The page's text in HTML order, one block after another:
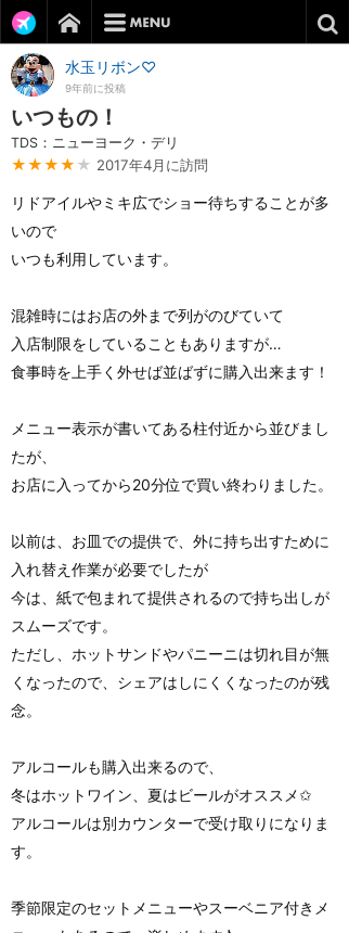
水玉リボン♡
9年前に投稿
いつもの！
TDS：ニューヨーク・デリ
★★★★ ★ 2017年4月に訪問
リドアイルやミキ広でショー待ちすることが多
いので
いつも利用しています。
混雑時にはお店の外まで列がのびていて
入店制限をしていることもありますが…
食事時を上手く外せば並ばずに購入出来ます！
メニュー表示が書いてある柱付近から並びまし
たが、
お店に入ってから20分位で買い終わりました。
以前は、お皿での提供で、外に持ち出すために
入れ替え作業が必要でしたが
今は、紙で包まれて提供されるので持ち出しが
スムーズです。
ただし、ホットサンドやパニーニは切れ目が無
くなったので、シェアはしにくくなったのが残
念。
アルコールも購入出来るので、
冬はホットワイン、夏はビールがオススメ✩
アルコールは別カウンターで受け取りになりま
す。
季節限定のセットメニューやスーベニア付きメ